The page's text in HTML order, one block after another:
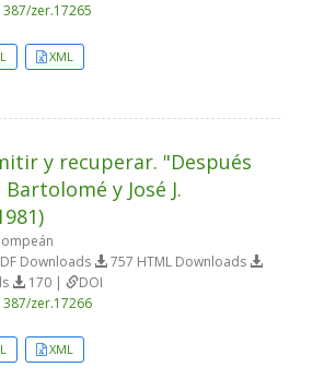
zer.17265
XML
y recuperar. "Después
y José J.
Downloads
757 HTML Downloads
170 |
DOI
zer.17266
XML